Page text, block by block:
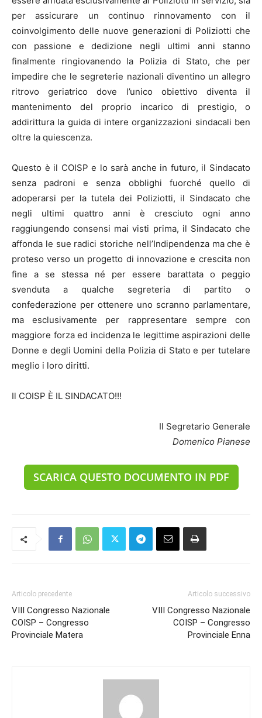
per assicurare un continuo rinnovamento con il
coinvolgimento delle nuove generazioni di Poliziotti che
con passione e dedizione negli ultimi anni stanno
finalmente ringiovanendo la Polizia di Stato, che per
impedire che le segreterie nazionali diventino un allegro
ritrovo geriatrico dove l’unico obiettivo diventa il
mantenimento del proprio incarico di prestigio, o
addirittura la guida di intere organizzazioni sindacali ben
oltre la quiescenza.
Questo è il COISP e lo sarà anche in futuro, il Sindacato
senza padroni e senza obblighi fuorché quello di
adoperarsi per la tutela dei Poliziotti, il Sindacato che
negli ultimi quattro anni è cresciuto ogni anno
raggiungendo consensi mai visti prima, il Sindacato che
affonda le sue radici storiche nell’Indipendenza ma che è
proteso verso un progetto di innovazione e crescita non
fine a se stessa né per essere barattata o peggio
svenduta a qualche segreteria di partito o
confederazione per ottenere uno scranno parlamentare,
ma esclusivamente per rappresentare sempre con
maggiore forza ed incidenza le legittime aspirazioni delle
Donne e degli Uomini della Polizia di Stato e per tutelare
meglio i loro diritti.
Il COISP È IL SINDACATO!!!
Il Segretario Generale
Domenico Pianese
SCARICA QUESTO DOCUMENTO IN PDF
Articolo precedente
VIII Congresso Nazionale
COISP – Congresso
Provinciale Matera
Articolo successivo
VIII Congresso Nazionale
COISP – Congresso
Provinciale Enna